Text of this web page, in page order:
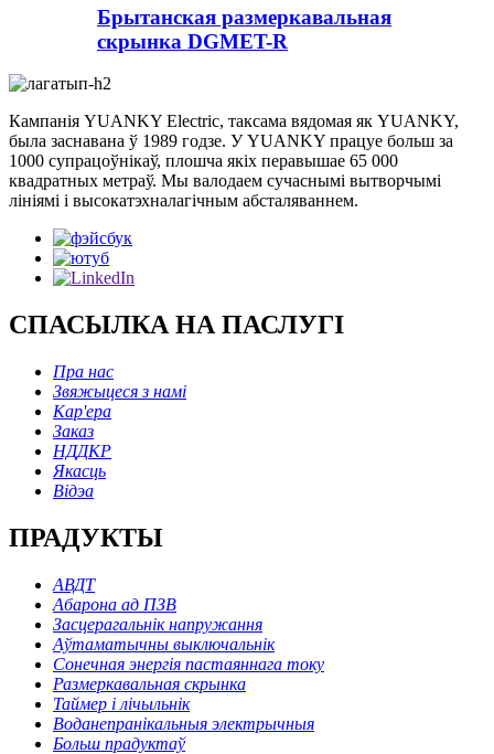
Брытанская размеркавальная
скрынка DGMET-R
Кампанія YUANKY Electric, таксама вядомая як YUANKY,
была заснавана ў 1989 годзе. У YUANKY працуе больш за
1000 супрацоўнікаў, плошча якіх перавышае 65 000
квадратных метраў. Мы валодаем сучаснымі вытворчымі
лініямі і высокатэхналагічным абсталяваннем.
СПАСЫЛКА НА ПАСЛУГІ
Пра нас
Звяжыцеся з намі
Кар'ера
Заказ
НДДКР
Якасць
Відэа
ПРАДУКТЫ
АВДТ
Абарона ад ПЗВ
Засцерагальнік напружання
Аўтаматычны выключальнік
Сонечная энергія пастаяннага току
Размеркавальная скрынка
Таймер і лічыльнік
Воданепранікальныя электрычныя
Больш прадуктаў